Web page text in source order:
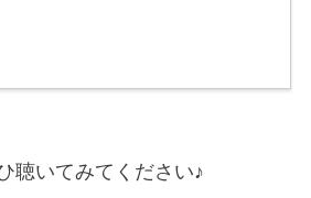
聴いてみてください♪